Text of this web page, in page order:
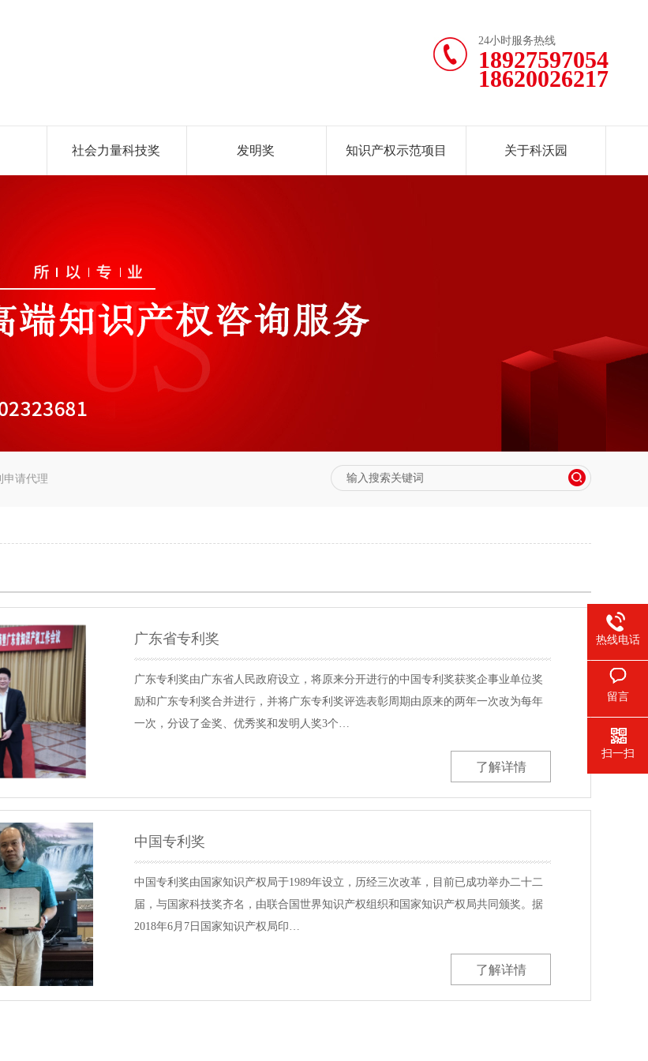
24小时服务热线
18927597054
18620026217
社会力量科技奖 发明奖 知识产权示范项目 关于科沃园
申请代理
广东省专利奖
广东专利奖由广东省人民政府设立，将原来分开进行的中国专利奖获奖企事业单位奖
励和广东专利奖合并进行，并将广东专利奖评选表彰周期由原来的两年一次改为每年
一次，分设了金奖、优秀奖和发明人奖3个…
了解详情
中国专利奖
中国专利奖由国家知识产权局于1989年设立，历经三次改革，目前已成功举办二十二
届，与国家科技奖齐名，由联合国世界知识产权组织和国家知识产权局共同颁奖。据
2018年6月7日国家知识产权局印…
了解详情
热线电话
留言
扫一扫